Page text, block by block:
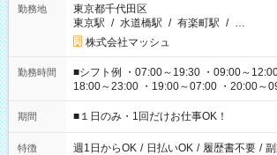
勤務地
東京都千代田区
東京駅 / 水道橋駅 / 有楽町駅 / …
株式会社マッシュ
勤務時間
■シフト例 ・07:00～19:30 ・09:00～
18:00～23:00 ・19:00～07:00 ・20:00～
etc ★最短で3時間で5,120円のお仕事から 15時間で2万円近く稼
げるお仕事も！ ご希望のお時間に合わせてご紹介！ ※シフトは
ください！
期間 ■１日のみ・1回だけお仕事OK！
特徴 週1日からOK / 日払いOK / 履歴書不要 /